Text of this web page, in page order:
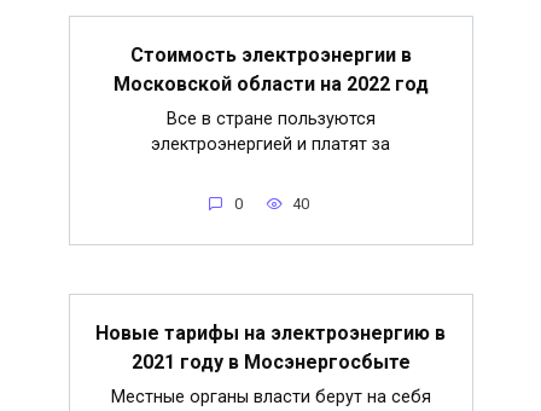
Стоимость электроэнергии в
Московской области на 2022 год
Все в стране пользуются
электроэнергией и платят за
0 40
Новые тарифы на электроэнергию в
2021 году в Мосэнергосбыте
Местные органы власти берут на себя